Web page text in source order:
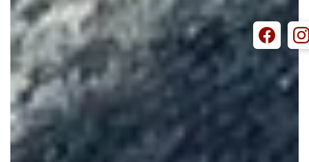
HOCHZEITEN
FAMILIENFEIERN
FIRMENEVENTS
TIPPS & ADRESSEN
SAALPLÄNE
PREISE
REITERHOF
STALLUNGEN
REITANLAGE